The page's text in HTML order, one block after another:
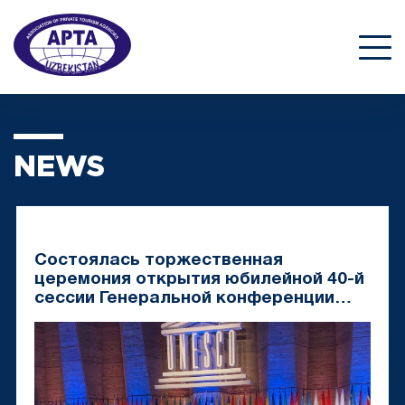
NEWS
Состоялась торжественная
церемония открытия юбилейной 40-й
сессии Генеральной конференции
Организации в г.Париже